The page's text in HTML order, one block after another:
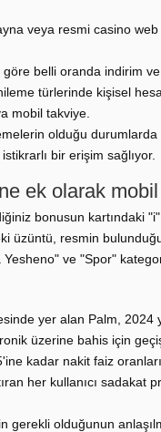
veya resmi casino
belli oranda indirim
türlerinde kişisel
mobil takviye.
olduğu
bir erişim sağlıyor.
ek olarak
bonusun kartındaki
üzüntü, resmin
ve "Spor"
yer alan Palm, 2024
üzerine bahis için
kadar nakit faiz oranları
her kullanıcı sadakat
gerekli olduğunun